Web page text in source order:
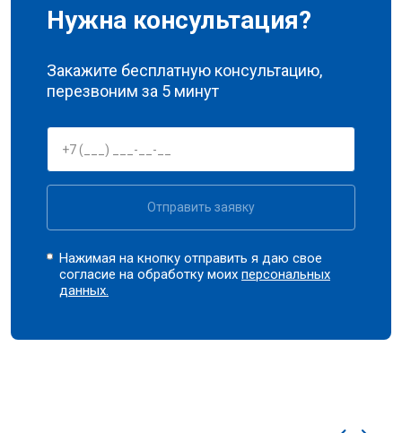
Нужна консультация?
Закажите бесплатную консультацию,
перезвоним за 5 минут
Отправить заявку
Нажимая на кнопку отправить я даю свое
согласие на обработку моихперсональных
данных.